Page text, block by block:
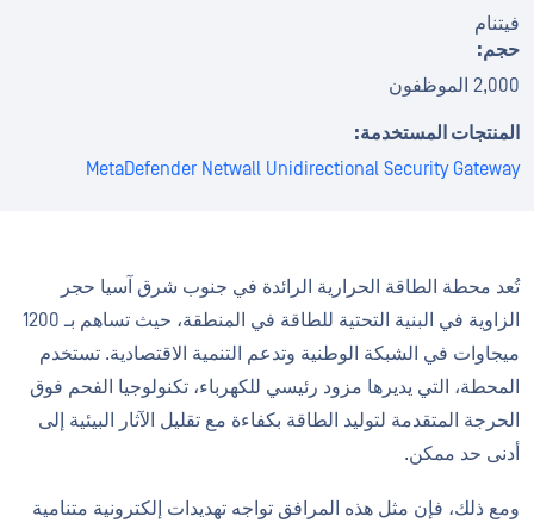
فيتنام
حجم:
2,000 الموظفون
المنتجات المستخدمة:
MetaDefender Netwall Unidirectional Security Gateway
تُعد محطة الطاقة الحرارية الرائدة في جنوب شرق آسيا حجر
الزاوية في البنية التحتية للطاقة في المنطقة، حيث تساهم بـ 1200
ميجاوات في الشبكة الوطنية وتدعم التنمية الاقتصادية. تستخدم
المحطة، التي يديرها مزود رئيسي للكهرباء، تكنولوجيا الفحم فوق
الحرجة المتقدمة لتوليد الطاقة بكفاءة مع تقليل الآثار البيئية إلى
أدنى حد ممكن.
ومع ذلك، فإن مثل هذه المرافق تواجه تهديدات إلكترونية متنامية